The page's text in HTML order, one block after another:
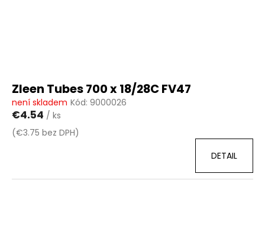
Zleen Tubes 700 x 18/28C FV47
není skladem Kód: 9000026
€4.54 / ks
(€3.75 bez DPH)
DETAIL